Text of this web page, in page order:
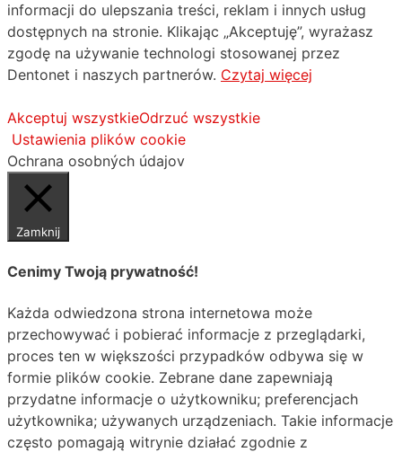
informacji do ulepszania treści, reklam i innych usług
dostępnych na stronie. Klikając „Akceptuję”, wyrażasz
zgodę na używanie technologi stosowanej przez
Dentonet i naszych partnerów. Czytaj więcej
Akceptuj wszystkieOdrzuć wszystkie
Ustawienia plików cookie
Ochrana osobných údajov
Zamknij
Cenimy Twoją prywatność!
Każda odwiedzona strona internetowa może
przechowywać i pobierać informacje z przeglądarki,
proces ten w większości przypadków odbywa się w
formie plików cookie. Zebrane dane zapewniają
przydatne informacje o użytkowniku; preferencjach
użytkownika; używanych urządzeniach. Takie informacje
często pomagają witrynie działać zgodnie z